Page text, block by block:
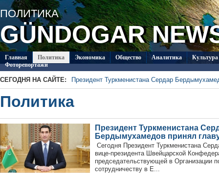
ПОЛИТИКA
GÜNDOGAR
Главная Политикa Экономика Общество Аналитика
Культура
Фоторепортажи
СЕГОДНЯ НА САЙТЕ:
Президент Туркменистана Сердар
В посольстве Туркменистана в Душанбе
Специалисты из Туркменистана изучают на
ледников Тянь-Шаня
Глава ОБСЕ прибыл с визитом в Туркменистан
Около 20 работ из стран СНГ поступило на
Туркменистан пригласил Ассоциацию «Akhal-
по коневодству
Политикa
Президент Туркменистана
Бердымухамедов принял
Сегодня Президент Туркменистана
вице-президента Швейцарской
председательствующей в Организации
сотрудничеству в Е...